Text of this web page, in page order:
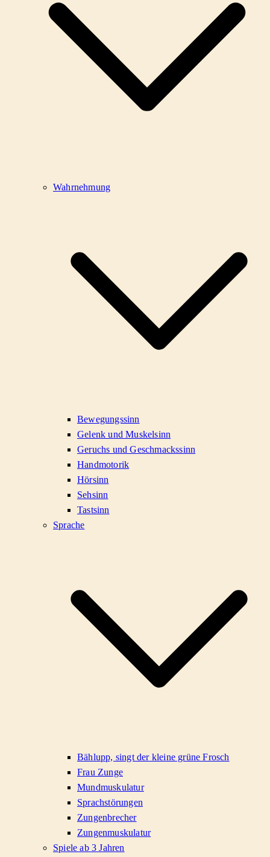
Wahrnehmung
Bewegungssinn
Gelenk und Muskelsinn
Geruchs und Geschmackssinn
Handmotorik
Hörsinn
Sehsinn
Tastsinn
Sprache
Bählupp, singt der kleine grüne Frosch
Frau Zunge
Mundmuskulatur
Sprachstörungen
Zungenbrecher
Zungenmuskulatur
Spiele ab 3 Jahren